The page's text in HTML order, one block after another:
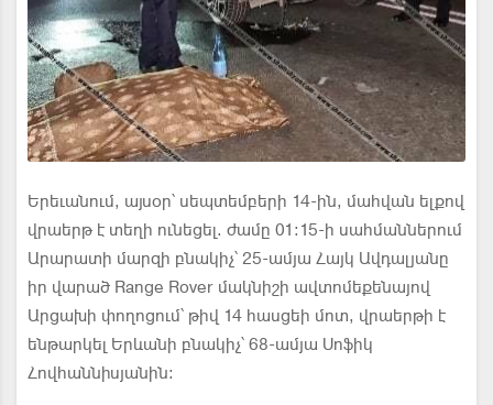
Երեւանում, այսօր՝ սեպտեմբերի 14-ին, մահվան ելքով
վրաերթ է տեղի ունեցել. ժամը 01։15-ի սահմաններում
Արարատի մարզի բնակիչ՝ 25-ամյա Հայկ Ավդալյանը
իր վարած Range Rover մակնիշի ավտոմեքենայով
Արցախի փողոցում՝ թիվ 14 հասցեի մոտ, վրաերթի է
ենթարկել Երևանի բնակիչ՝ 68-ամյա Սոֆիկ
Հովհաննիսյանին։